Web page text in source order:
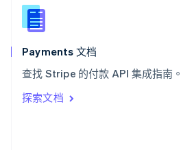
Payments 文档
查找 Stripe 的付款 API 集成指南。
探索文档
新西兰
English
匈牙利
English
ItalianoEnglish
印度
English